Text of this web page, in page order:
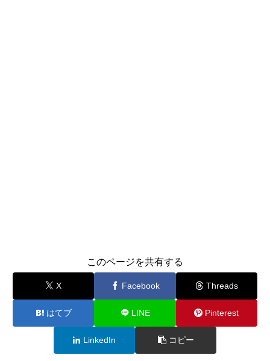
このページを共有する
X Facebook Threads
はてブ LINE Pinterest
LinkedIn コピー